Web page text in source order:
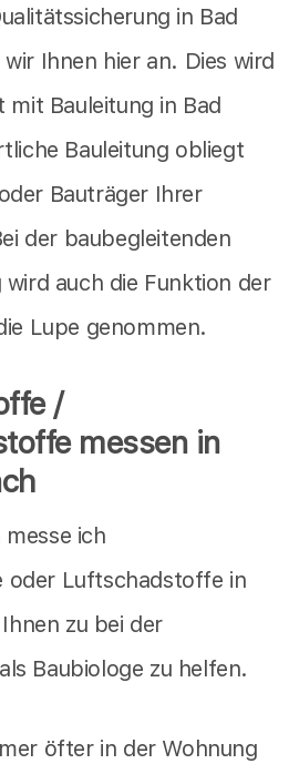
in Bad
Ihnen hier an. Dies wird
mit Bauleitung in Bad
Bauleitung obliegt
Bauträger Ihrer
der baubegleitenden
wird auch die Funktion der
Lupe genommen.
/
messen in
messe ich
oder Luftschadstoffe in
zu bei der
Baubiologe zu helfen.
öfter in der Wohnung